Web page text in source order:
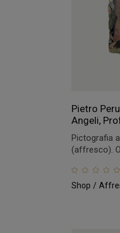
Pietro
Angeli,
Pictografia
(affresco).
Shop